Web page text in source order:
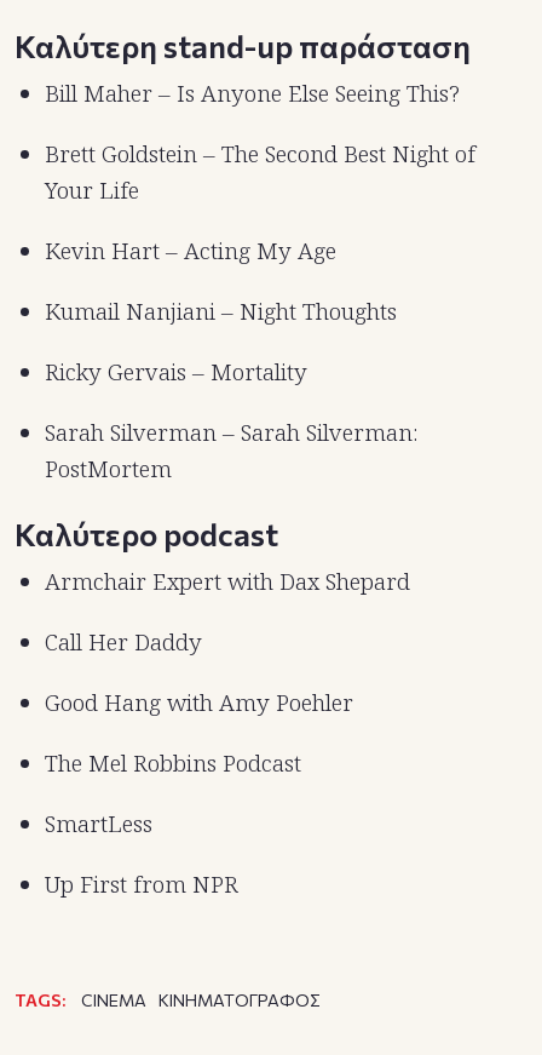
Καλύτερη stand-up παράσταση
Bill Maher – Is Anyone Else Seeing This?
Brett Goldstein – The Second Best Night of
Your Life
Kevin Hart – Acting My Age
Kumail Nanjiani – Night Thoughts
Ricky Gervais – Mortality
Sarah Silverman – Sarah Silverman:
PostMortem
Καλύτερο podcast
Armchair Expert with Dax Shepard
Call Her Daddy
Good Hang with Amy Poehler
The Mel Robbins Podcast
SmartLess
Up First from NPR
TAGS: CINEMA ΚΙΝΗΜΑΤΟΓΡΑΦΟΣ